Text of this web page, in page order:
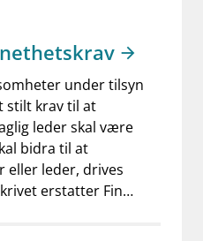
under tilsyn
stilt krav til at
leder skal være
bidra til at
eller leder, drives
erstatter Fin…